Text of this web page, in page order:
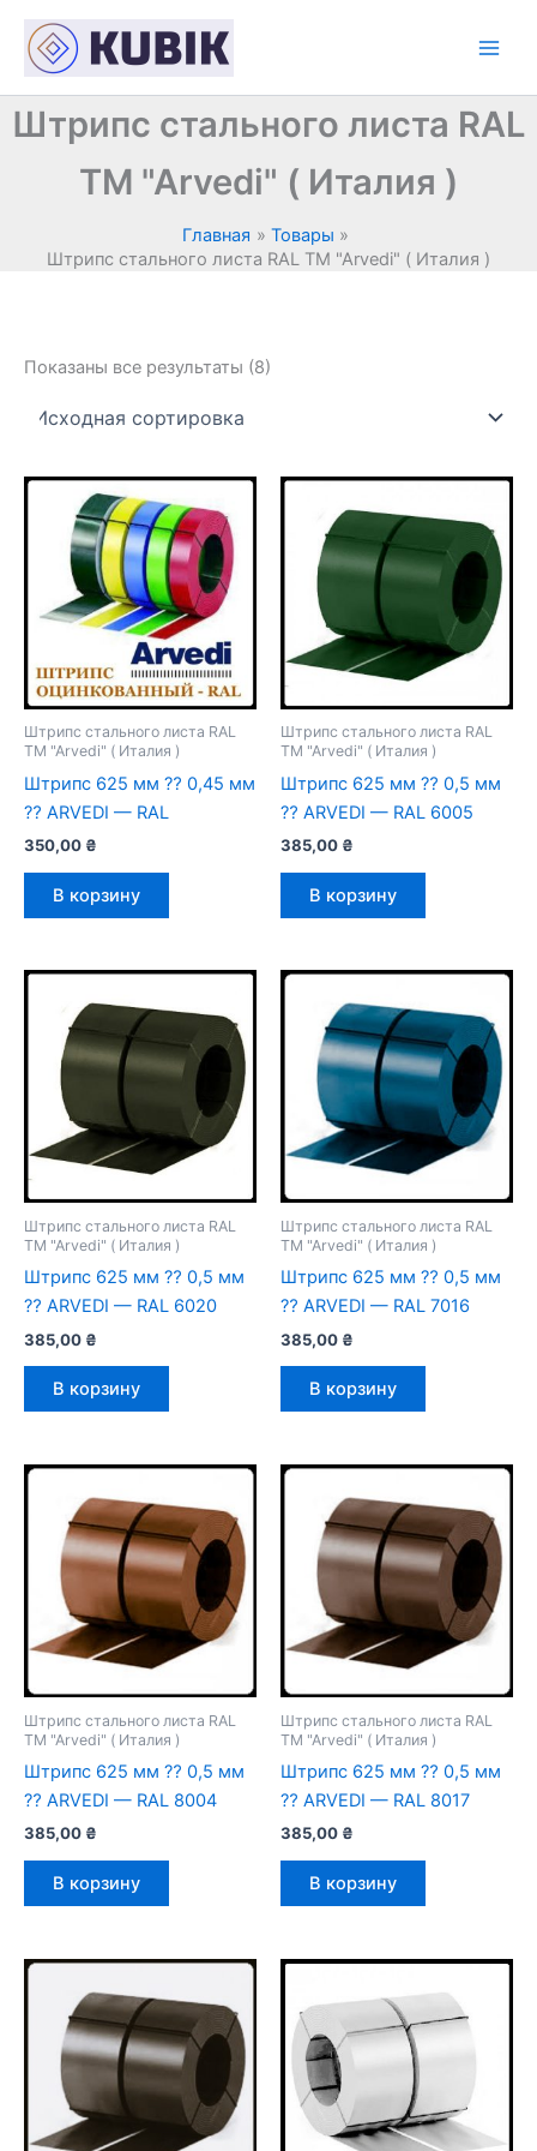
содержимому
Штрипс стального листа RAL
TM "Arvedi" ( Италия )
Главная
Товары
Штрипс стального листа RAL TM "Arvedi" ( Италия )
Показаны все результаты (8)
Штрипс стального листа RAL
TM "Arvedi" ( Италия )
Штрипс 625 мм ⁇ 0,45 мм
⁇ ARVEDI — RAL
350,00 ₴
В корзину
Штрипс стального листа RAL
TM "Arvedi" ( Италия )
Штрипс 625 мм ⁇ 0,5 мм
⁇ ARVEDI — RAL 6005
385,00 ₴
В корзину
Штрипс стального листа RAL
TM "Arvedi" ( Италия )
Штрипс 625 мм ⁇ 0,5 мм
⁇ ARVEDI — RAL 6020
385,00 ₴
В корзину
Штрипс стального листа RAL
TM "Arvedi" ( Италия )
Штрипс 625 мм ⁇ 0,5 мм
⁇ ARVEDI — RAL 7016
385,00 ₴
В корзину
Штрипс стального листа RAL
TM "Arvedi" ( Италия )
Штрипс 625 мм ⁇ 0,5 мм
⁇ ARVEDI — RAL 8004
385,00 ₴
В корзину
Штрипс стального листа RAL
TM "Arvedi" ( Италия )
Штрипс 625 мм ⁇ 0,5 мм
⁇ ARVEDI — RAL 8017
385,00 ₴
В корзину